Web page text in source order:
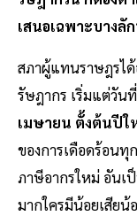
เสนอเฉพาะบาง
สภาผู้แทนราษฎรไ
รัษฎากร เริ่มแต่วัน
เมษายน ตั้งต้นปี
ของการเดือดร้อน
ภาษีอากรใหม่ อันเ
มากใครมีน้อยเสียน้